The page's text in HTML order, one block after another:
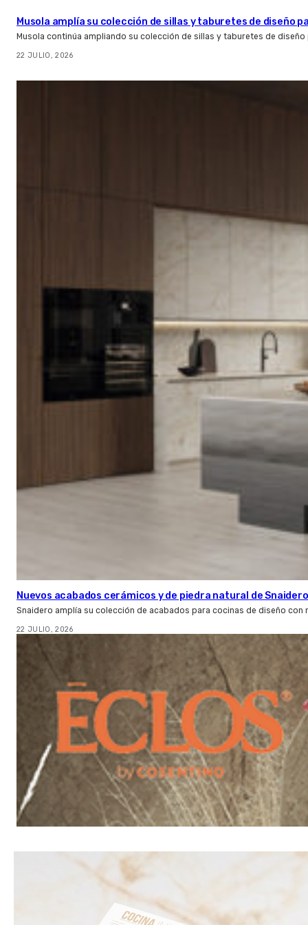
Musola amplía su colección de sillas y taburetes de diseño
Musola continúa ampliando su colección de sillas y taburetes de
22 JULIO, 2026
Nuevos acabados cerámicos y de piedra natural de Snaidero
Snaidero amplía su colección de acabados para cocinas de diseño
22 JULIO, 2026